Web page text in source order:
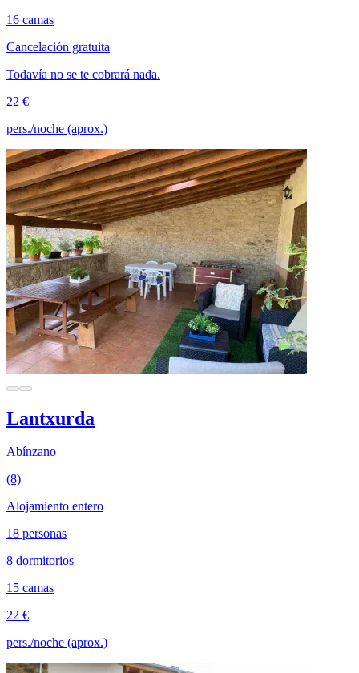
16 camas
Cancelación gratuita
Todavía no se te cobrará nada.
22 €
pers./noche (aprox.)
Lantxurda
Abínzano
(8)
Alojamiento entero
18 personas
8 dormitorios
15 camas
22 €
pers./noche (aprox.)